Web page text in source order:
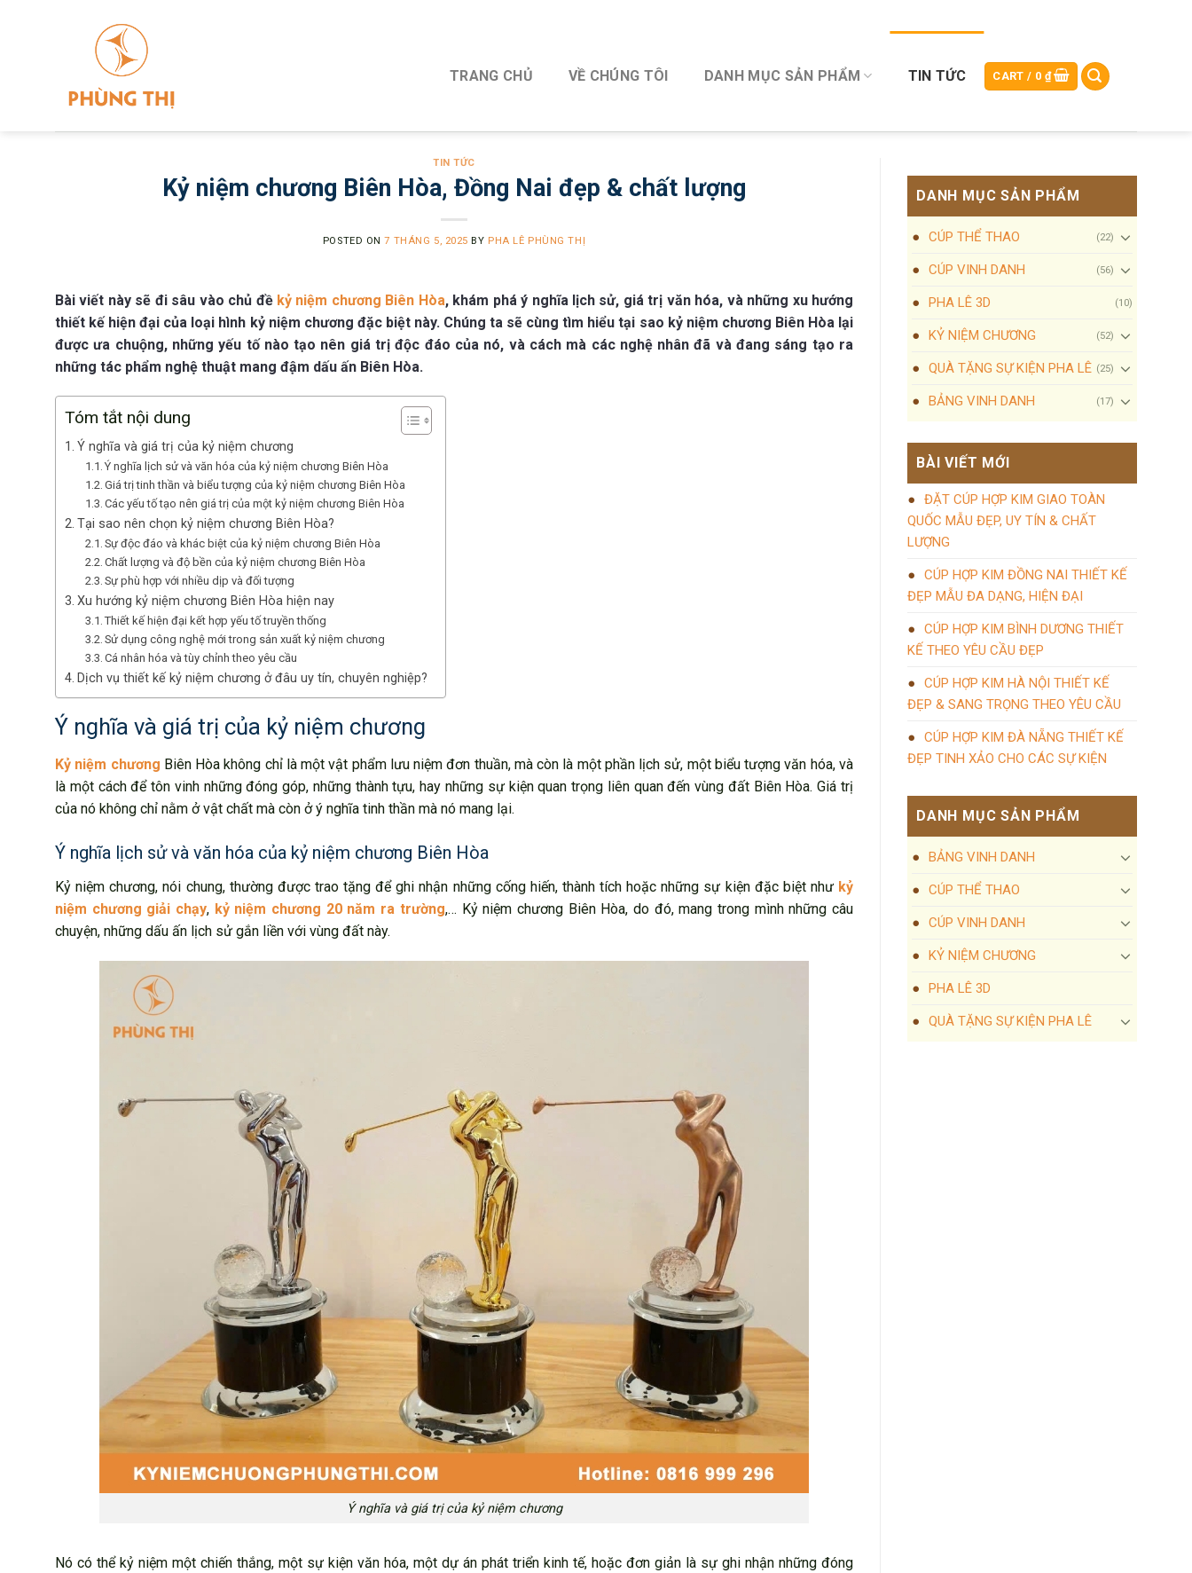
TRANG CHỦ
VỀ CHÚNG TÔI DANH MỤC SẢN PHẨM TIN TỨC CART / 0 ₫
TIN TỨC
Kỷ niệm chương Biên Hòa, Đồng Nai đẹp & chất lượng
POSTED ON7 THÁNG 5, 2025 BY PHA LÊ PHÙNG THỊ
Bài viết này sẽ đi sâu vào chủ đề kỷ niệm chương Biên Hòa, khám phá ý nghĩa lịch sử, giá trị văn hóa, và những xu hướng
thiết kế hiện đại của loại hình kỷ niệm chương đặc biệt này. Chúng ta sẽ cùng tìm hiểu tại sao kỷ niệm chương Biên Hòa lại
được ưa chuộng, những yếu tố nào tạo nên giá trị độc đáo của nó, và cách mà các nghệ nhân đã và đang sáng tạo ra
những tác phẩm nghệ thuật mang đậm dấu ấn Biên Hòa.
Tóm tắt nội dung
Ý nghĩa và giá trị của kỷ niệm chương
Ý nghĩa lịch sử và văn hóa của kỷ niệm chương Biên Hòa
Giá trị tinh thần và biểu tượng của kỷ niệm chương Biên Hòa
Các yếu tố tạo nên giá trị của một kỷ niệm chương Biên Hòa
Tại sao nên chọn kỷ niệm chương Biên Hòa?
Sự độc đáo và khác biệt của kỷ niệm chương Biên Hòa
Chất lượng và độ bền của kỷ niệm chương Biên Hòa
Sự phù hợp với nhiều dịp và đối tượng
Xu hướng kỷ niệm chương Biên Hòa hiện nay
Thiết kế hiện đại kết hợp yếu tố truyền thống
Sử dụng công nghệ mới trong sản xuất kỷ niệm chương
Cá nhân hóa và tùy chỉnh theo yêu cầu
Dịch vụ thiết kế kỷ niệm chương ở đâu uy tín, chuyên nghiệp?
Ý nghĩa và giá trị của kỷ niệm chương
Kỷ niệm chương Biên Hòa không chỉ là một vật phẩm lưu niệm đơn thuần, mà còn là một phần lịch sử, một biểu tượng văn hóa, và
là một cách để tôn vinh những đóng góp, những thành tựu, hay những sự kiện quan trọng liên quan đến vùng đất Biên Hòa. Giá trị
của nó không chỉ nằm ở vật chất mà còn ở ý nghĩa tinh thần mà nó mang lại.
Ý nghĩa lịch sử và văn hóa của kỷ niệm chương Biên Hòa
Kỷ niệm chương, nói chung, thường được trao tặng để ghi nhận những cống hiến, thành tích hoặc những sự kiện đặc biệt như kỷ
niệm chương giải chạy, kỷ niệm chương 20 năm ra trường,… Kỷ niệm chương Biên Hòa, do đó, mang trong mình những câu
chuyện, những dấu ấn lịch sử gắn liền với vùng đất này.
Ý nghĩa và giá trị của kỷ niệm chương
Nó có thể kỷ niệm một chiến thắng, một sự kiện văn hóa, một dự án phát triển kinh tế, hoặc đơn giản là sự ghi nhận những đóng
DANH MỤC SẢN PHẨM
CÚP THỂ THAO (22)
CÚP VINH DANH (56)
PHA LÊ 3D (10)
KỶ NIỆM CHƯƠNG (52)
QUÀ TẶNG SỰ KIỆN PHA LÊ (25)
BẢNG VINH DANH (17)
BÀI VIẾT MỚI
ĐẶT CÚP HỢP KIM GIAO TOÀN
QUỐC MẪU ĐẸP, UY TÍN & CHẤT
LƯỢNG
CÚP HỢP KIM ĐỒNG NAI THIẾT KẾ
ĐẸP MẪU ĐA DẠNG, HIỆN ĐẠI
CÚP HỢP KIM BÌNH DƯƠNG THIẾT
KẾ THEO YÊU CẦU ĐẸP
CÚP HỢP KIM HÀ NỘI THIẾT KẾ
ĐẸP & SANG TRỌNG THEO YÊU CẦU
CÚP HỢP KIM ĐÀ NẴNG THIẾT KẾ
ĐẸP TINH XẢO CHO CÁC SỰ KIỆN
DANH MỤC SẢN PHẨM
BẢNG VINH DANH
CÚP THỂ THAO
CÚP VINH DANH
KỶ NIỆM CHƯƠNG
PHA LÊ 3D
QUÀ TẶNG SỰ KIỆN PHA LÊ